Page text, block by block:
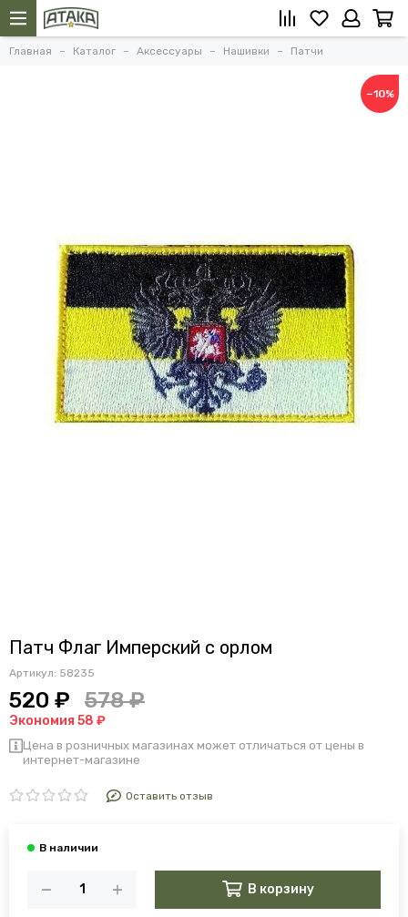
Главная Каталог Аксессуары Нашивки Патчи
−10%
Патч Флаг Имперский с орлом
Артикул: 58235
520 ₽ 578 ₽
Экономия 58 ₽
Цена в розничных магазинах может отличаться от цены в
интернет-магазине
Оставить отзыв
В корзину